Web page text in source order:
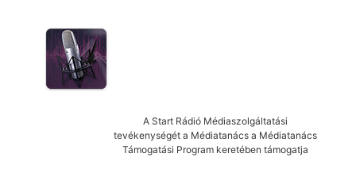
A Start Rádió Médiaszolgáltatási
tevékenységét a Médiatanács a Médiatanács
Támogatási Program keretében támogatja